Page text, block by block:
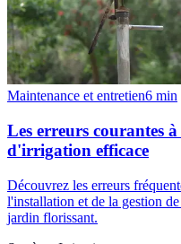
Maintenance et entretien6 min
Les erreurs courantes
d'irrigation efficace
Découvrez les erreurs
l'installation et de la gestion
jardin florissant.